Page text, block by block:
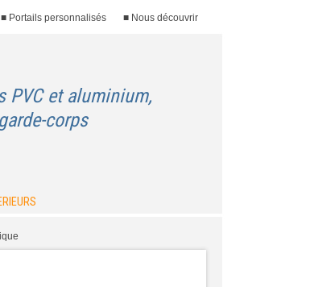
■ Nous découvrir
■ Portails personnalisés
PVC et aluminium,
corps